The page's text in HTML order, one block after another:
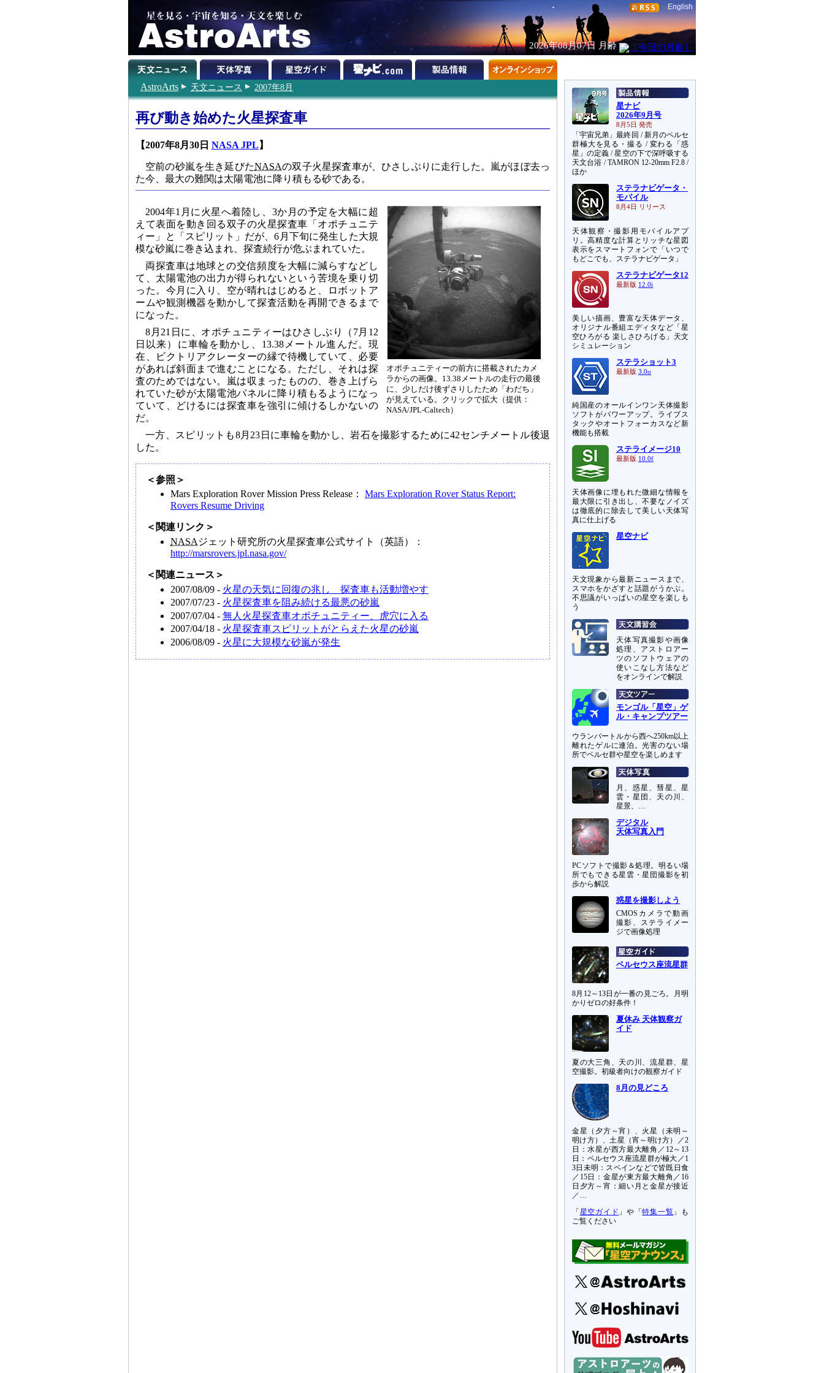
English
2026年08月07日 月齢
AstroArts 天文ニュース 2007年8月
再び動き始めた火星探査車
【2007年8月30日 NASA JPL 】
空前の砂嵐を生き延びたNASAの双子火星探査車が、ひさしぶりに走行した。嵐がほぼ去っ
た今、最大の難関は太陽電池に降り積もる砂である。
オポチュニティーの前方に搭載されたカメ
ラからの画像。13.38メートルの走行の最後
に、少しだけ後ずさりしたため「わだち」
が見えている。クリックで拡大（提供：
NASA/JPL-Caltech）
2004年1月に火星へ着陸し、3か月の予定を大幅に超
えて表面を動き回る双子の火星探査車「オポチュニテ
ィー」と「スピリット」だが、6月下旬に発生した大規
模な砂嵐に巻き込まれ、探査続行が危ぶまれていた。
両探査車は地球との交信頻度を大幅に減らすなどし
て、太陽電池の出力が得られないという苦境を乗り切
った。今月に入り、空が晴れはじめると、ロボットア
ームや観測機器を動かして探査活動を再開できるまで
になった。
8月21日に、オポチュニティーはひさしぶり（7月12
日以来）に車輪を動かし、13.38メートル進んだ。現
在、ビクトリアクレーターの縁で待機していて、必要
があれば斜面まで進むことになる。ただし、それは探
査のためではない。嵐は収まったものの、巻き上げら
れていた砂が太陽電池パネルに降り積もるようになっ
ていて、どけるには探査車を強引に傾けるしかないの
だ。
一方、スピリットも8月23日に車輪を動かし、岩石を撮影するために42センチメートル後退
した。
＜参照＞
Mars Exploration Rover Mission Press Release： Mars Exploration Rover Status Report:
Rovers Resume Driving
＜関連リンク＞
NASA ジェット研究所の火星探査車公式サイト（英語）：
http://marsrovers.jpl.nasa.gov/
＜関連ニュース＞
2007/08/09 - 火星の天気に回復の兆し 探査車も活動増やす
2007/07/23 - 火星探査車を阻み続ける最悪の砂嵐
2007/07/04 - 無人火星探査車オポチュニティー、虎穴に入る
2007/04/18 - 火星探査車スピリットがとらえた火星の砂嵐
2006/08/09 - 火星に大規模な砂嵐が発生
星ナビ
2026年9月号
8月5日 発売
「宇宙兄弟」最終回 / 新月のペルセ
群極大を見る・撮る / 変わる「惑
星」の定義 / 星空の下で深呼吸する
天文台浴 / TAMRON 12-20mm F2.8 /
ほか
ステラナビゲータ・
モバイル
8月4日 リリース
天体観察・撮影用モバイルアプ
リ。高精度な計算とリッチな星図
表示をスマートフォンで「いつで
もどこでも、ステラナビゲータ」
ステラナビゲータ12
最新版 12.0i
美しい描画、豊富な天体データ、
オリジナル番組エディタなど「星
空ひろがる 楽しさひろげる」天文
シミュレーション
ステラショット3
最新版 3.0o
純国産のオールインワン天体撮影
ソフトがパワーアップ。ライブス
タックやオートフォーカスなど新
機能も搭載
ステライメージ10
最新版 10.0f
天体画像に埋もれた微細な情報を
最大限に引き出し、不要なノイズ
は徹底的に除去して美しい天体写
真に仕上げる
星空ナビ
天文現象から最新ニュースまで、
スマホをかざすと話題がうかぶ。
不思議がいっぱいの星空を楽しも
う
天体写真撮影や画像
処理、アストロアー
ツのソフトウェアの
使いこなし方法など
をオンラインで解説
モンゴル「星空」ゲ
ル・キャンプツアー
ウランバートルから西へ250km以上
離れたゲルに連泊。光害のない場
所でペルセ群や星空を楽しめます
月、惑星、彗星、星
雲・星団、天の川、
星景、…
デジタル
天体写真入門
PCソフトで撮影＆処理。明るい場
所でもできる星雲・星団撮影を初
歩から解説
惑星を撮影しよう
CMOSカメラで動画
撮影、ステライメー
ジで画像処理
ペルセウス座流星群
8月12～13日が一番の見ごろ。月明
かりゼロの好条件！
夏休み 天体観察ガ
イド
夏の大三角、天の川、流星群、星
空撮影。初級者向けの観察ガイド
8月の見どころ
金星（夕方～宵）、火星（未明～
明け方）、土星（宵～明け方）／2
日：水星が西方最大離角／12～13
日：ペルセウス座流星群が極大／1
3日未明：スペインなどで皆既日食
／15日：金星が東方最大離角／16
日夕方～宵：細い月と金星が接近
／…
「 星空ガイド 」や「特集一覧 」も
ご覧ください